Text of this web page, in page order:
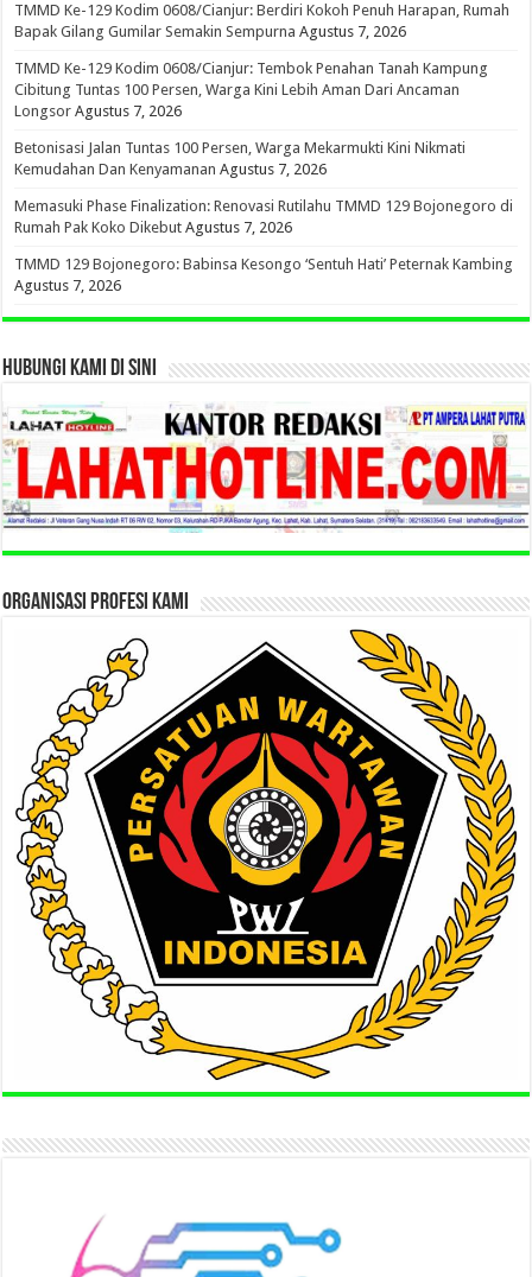
TMMD Ke-129 Kodim 0608/Cianjur: Berdiri Kokoh Penuh Harapan, Rumah
Bapak Gilang Gumilar Semakin Sempurna Agustus 7, 2026
TMMD Ke-129 Kodim 0608/Cianjur: Tembok Penahan Tanah Kampung
Cibitung Tuntas 100 Persen, Warga Kini Lebih Aman Dari Ancaman
Longsor Agustus 7, 2026
Betonisasi Jalan Tuntas 100 Persen, Warga Mekarmukti Kini Nikmati
Kemudahan Dan Kenyamanan Agustus 7, 2026
Memasuki Phase Finalization: Renovasi Rutilahu TMMD 129 Bojonegoro di
Rumah Pak Koko Dikebut Agustus 7, 2026
TMMD 129 Bojonegoro: Babinsa Kesongo ‘Sentuh Hati’ Peternak Kambing
Agustus 7, 2026
HUBUNGI KAMI DI SINI
ORGANISASI PROFESI KAMI